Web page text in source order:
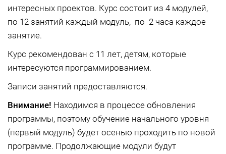
интересных проектов. Курс состоит из 4 модулей,
по 12 занятий каждый модуль, по 2 часа каждое
занятие.
Курс рекомендован с 11 лет, детям, которые
интересуются программированием.
Записи занятий предоставляются.
Внимание! Находимся в процессе обновления
программы, поэтому обучение начального уровня
(первый модуль) будет осенью проходить по новой
программе. Продолжающие модули будут